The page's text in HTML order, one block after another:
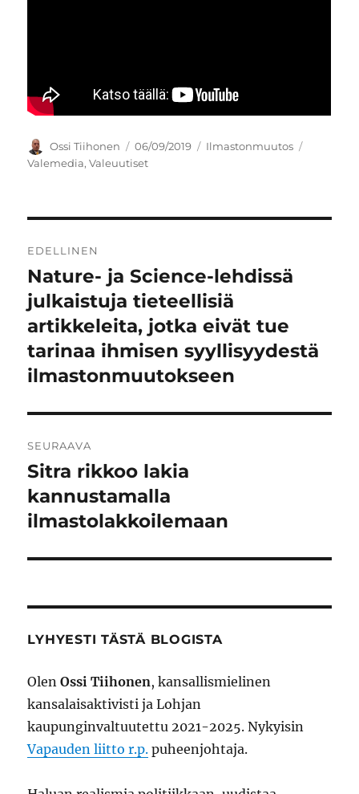
Kirjoittaja
Ossi Tiihonen Julkaistu
06/09/2019 Kategoriat
Ilmastonmuutos
Valemedia,Valeuutiset
selaus
EDELLINEN
Edellinen
artikkeli:
Nature- ja Science-lehdissä
julkaistuja tieteellisiä
artikkeleita, jotka eivät tue
tarinaa ihmisen syyllisyydestä
ilmastonmuutokseen
SEURAAVA
Seuraava
artikkeli:
Sitra rikkoo lakia
kannustamalla
ilmastolakkoilemaan
LYHYESTI TÄSTÄ BLOGISTA
OlenOssi Tiihonen, kansallismielinen
kansalaisaktivisti ja Lohjan
kaupunginvaltuutettu 2021-2025. Nykyisin
Vapauden liitto r.p. puheenjohtaja.